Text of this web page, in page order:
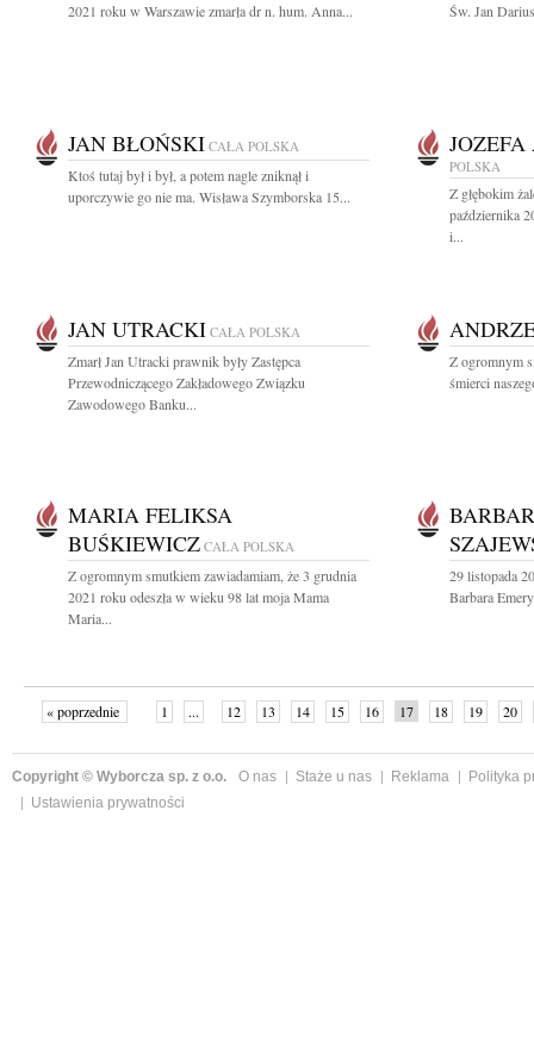
2021 roku w Warszawie zmarła dr n. hum. Anna...
Św. Jan
JAN BŁOŃSKI CAŁA POLSKA
Ktoś tutaj był i był, a potem nagle zniknął i
uporczywie go nie ma. Wisława Szymborska 15...
POLSKA
Z głębokim
października
i...
JAN UTRACKI CAŁA POLSKA
Zmarł Jan Utracki prawnik były Zastępca
Przewodniczącego Zakładowego Związku
Zawodowego Banku...
Z ogromnym
śmierci
MARIA FELIKSA
BUŚKIEWICZ CAŁA POLSKA
Z ogromnym smutkiem zawiadamiam, że 3 grudnia
2021 roku odeszła w wieku 98 lat moja Mama
Maria...
29 listopada
Barbara
« poprzednie 1 ... 12 13 14 15 16 17 18 19
20
Copyright © Wyborcza sp. z o.o. O nas Staże u nas Reklama
Polityka
Ustawienia prywatności